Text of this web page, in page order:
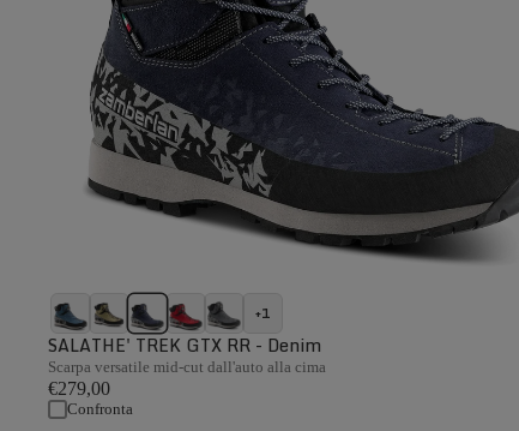
+1
SALATHE' TREK GTX RR - Denim
Scarpa versatile mid-cut dall'auto alla cima
€279,00
Confronta